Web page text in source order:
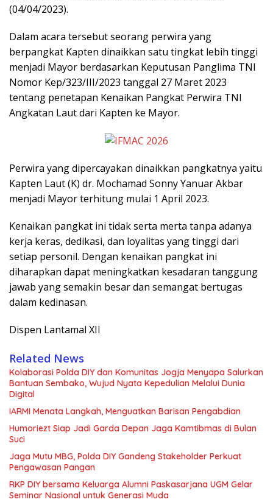
(04/04/2023).
Dalam acara tersebut seorang perwira yang
berpangkat Kapten dinaikkan satu tingkat lebih tinggi
menjadi Mayor berdasarkan Keputusan Panglima TNI
Nomor Kep/323/III/2023 tanggal 27 Maret 2023
tentang penetapan Kenaikan Pangkat Perwira TNI
Angkatan Laut dari Kapten ke Mayor.
Perwira yang dipercayakan dinaikkan pangkatnya yaitu
Kapten Laut (K) dr. Mochamad Sonny Yanuar Akbar
menjadi Mayor terhitung mulai 1 April 2023.
Kenaikan pangkat ini tidak serta merta tanpa adanya
kerja keras, dedikasi, dan loyalitas yang tinggi dari
setiap personil. Dengan kenaikan pangkat ini
diharapkan dapat meningkatkan kesadaran tanggung
jawab yang semakin besar dan semangat bertugas
dalam kedinasan.
Dispen Lantamal XII
Related News
Kolaborasi Polda DIY dan Komunitas Jogja Menyapa Salurkan
Bantuan Sembako, Wujud Nyata Kepedulian Melalui Dunia
Digital
IARMI Menata Langkah, Menguatkan Barisan Pengabdian
Humoriezt Siap Jadi Garda Depan Jaga Kamtibmas di Bulan
Suci
Jaga Mutu MBG, Polda DIY Gandeng Stakeholder Perkuat
Pengawasan Pangan
RKP DIY bersama Keluarga Alumni Paskasarjana UGM Gelar
Seminar Nasional untuk Generasi Muda